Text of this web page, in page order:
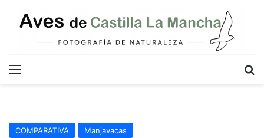
Menú
COMPARATIVA Manjavacas